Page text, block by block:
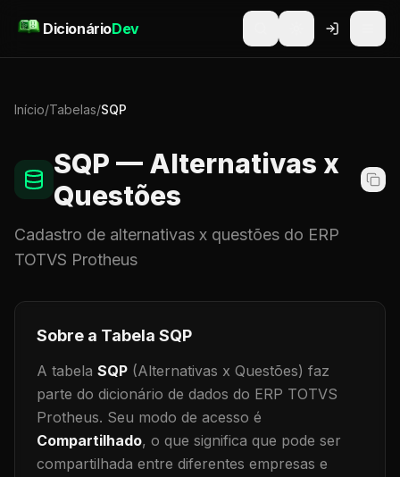
DicionárioDev
Início/Tabelas/SQP
SQP — Alternativas x
Questões
Cadastro de alternativas x questões do ERP
TOTVS Protheus
Sobre a Tabela SQP
A tabela SQP (Alternativas x Questões) faz
parte do dicionário de dados do ERP TOTVS
Protheus. Seu modo de acesso é
Compartilhado, o que significa que pode ser
compartilhada entre diferentes empresas e